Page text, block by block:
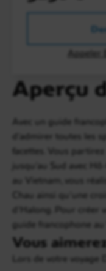
Aperçu
Avec un guide
d'admirer toutes les
facettes. Vous
jusqu'au Sud avec
au Vietnam, vous
Chau ainsi qu'une
d'Halong. Pour créer
guide francophone au
Vous
Lors de votre voyage
Appeler